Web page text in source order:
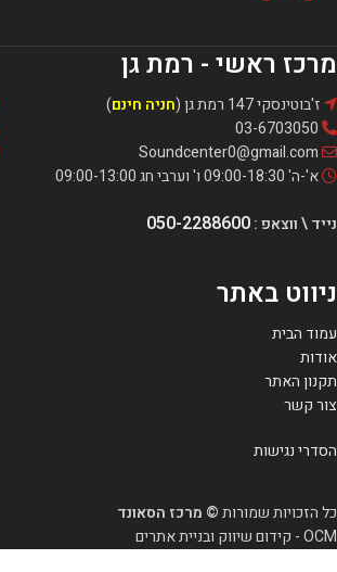
מרכז ראשי - רמת גן
ז'בוטינסקי 147 רמת גן ( חניה חינם)
א'-ה' 09:00-18:30 ו' וערבי חג 09:00-13:00
נייד \ ווצאפ :050-2288600
ניווט באתר
עמוד הבית
אודות
תקנון האתר
צור קשר
הסדרי נגישות
כל הזכויות שמורות© מרכז הסאונד
OCM - קידום שיווק ובניית אתרים